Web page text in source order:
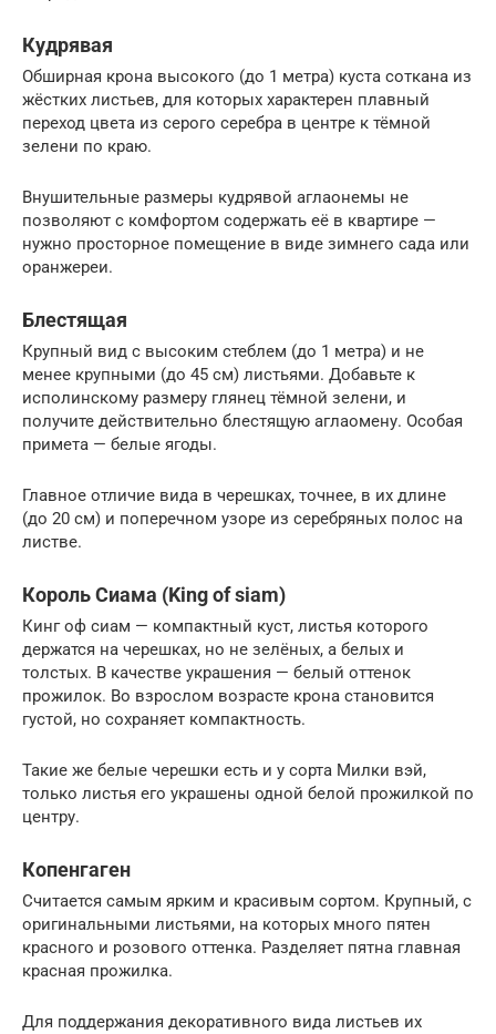
Кудрявая
Обширная крона высокого (до 1 метра) куста соткана из
жёстких листьев, для которых характерен плавный
переход цвета из серого серебра в центре к тёмной
зелени по краю.
Внушительные размеры кудрявой аглаонемы не
позволяют с комфортом содержать её в квартире —
нужно просторное помещение в виде зимнего сада или
оранжереи.
Блестящая
Крупный вид с высоким стеблем (до 1 метра) и не
менее крупными (до 45 см) листьями. Добавьте к
исполинскому размеру глянец тёмной зелени, и
получите действительно блестящую аглаомену. Особая
примета — белые ягоды.
Главное отличие вида в черешках, точнее, в их длине
(до 20 см) и поперечном узоре из серебряных полос на
листве.
Король Сиама (King of siam)
Кинг оф сиам — компактный куст, листья которого
держатся на черешках, но не зелёных, а белых и
толстых. В качестве украшения — белый оттенок
прожилок. Во взрослом возрасте крона становится
густой, но сохраняет компактность.
Такие же белые черешки есть и у сорта Милки вэй,
только листья его украшены одной белой прожилкой по
центру.
Копенгаген
Считается самым ярким и красивым сортом. Крупный, с
оригинальными листьями, на которых много пятен
красного и розового оттенка. Разделяет пятна главная
красная прожилка.
Для поддержания декоративного вида листьев их